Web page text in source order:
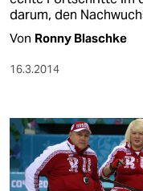
darum, den
Von Ronny Blaschke
16.3.2014